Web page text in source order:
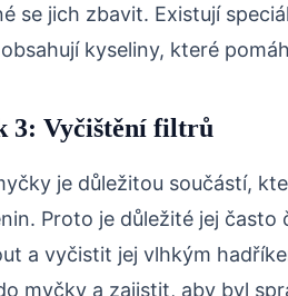
se jich zbavit. Existují
kyseliny, které
3: Vyčištění filtrů
je důležitou součástí,
Proto je důležité jej
a vyčistit jej vlhkým
myčky a zajistit, aby byl